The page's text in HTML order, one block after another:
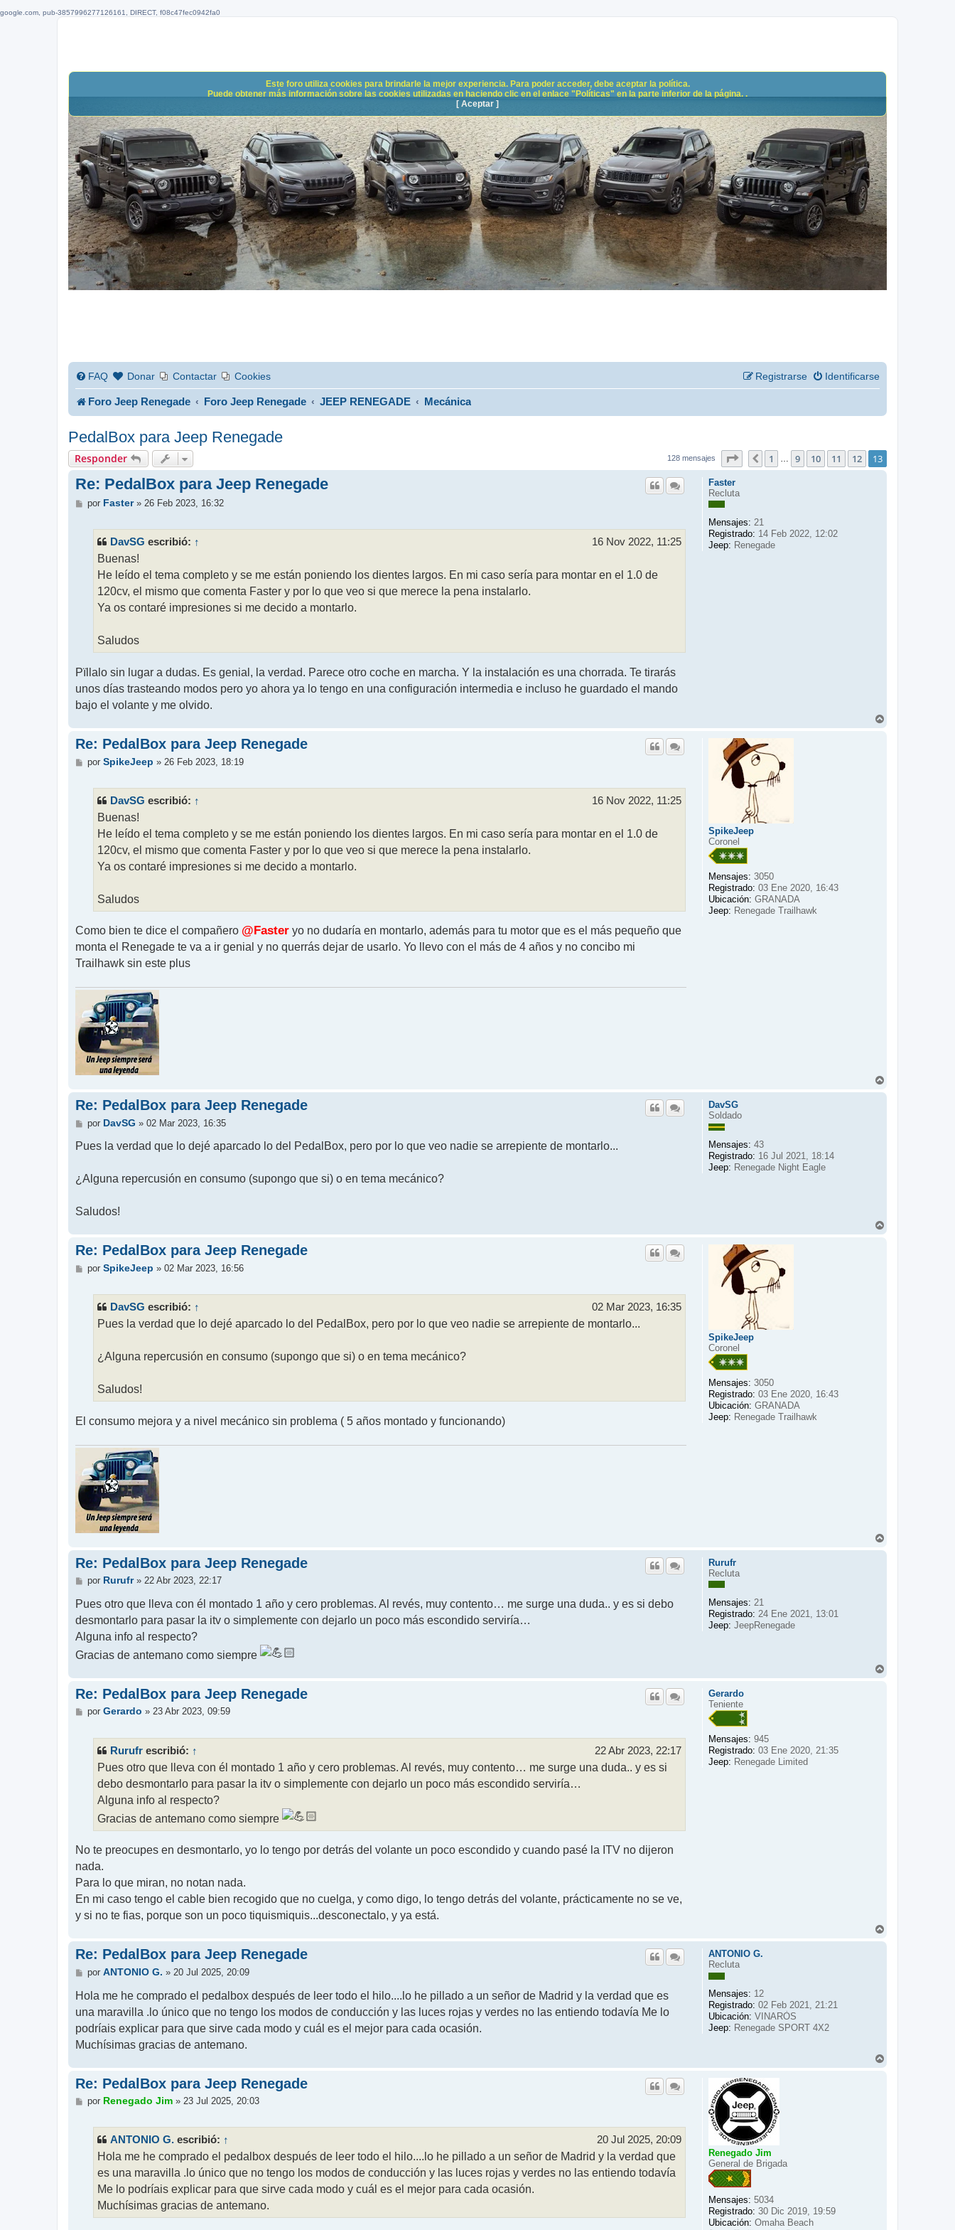
google.com, pub-3857996277126161, DIRECT, f08c47fec0942fa0
FAQ Donar Contactar Cookies Identificarse
Registrarse
Foro Jeep Renegade Foro Jeep Renegade JEEP RENEGADE Mecánica
PedalBox para Jeep Renegade
Responder 128 mensajes Página 13de 13
Anterior
1 9 10 11 12 13
Faster
Recluta
Mensajes: 21
Registrado: 14 Feb 2022, 12:02
Jeep: Renegade
Re: PedalBox para Jeep Renegade
M
por Faster» 26 Feb 2023, 16:32
DavSG escribió: ↑ 16 Nov 2022, 11:25
Buenas!
He leído el tema completo y se me están poniendo los dientes largos. En mi caso sería para montar en el 1.0 de
120cv, el mismo que comenta Faster y por lo que veo si que merece la pena instalarlo.
Ya os contaré impresiones si me decido a montarlo.
Saludos
Pïllalo sin lugar a dudas. Es genial, la verdad. Parece otro coche en marcha. Y la instalación es una chorrada. Te tirarás
unos días trasteando modos pero yo ahora ya lo tengo en una configuración intermedia e incluso he guardado el mando
bajo el volante y me olvido.
SpikeJeep
Coronel
Mensajes: 3050
Registrado: 03 Ene 2020, 16:43
Ubicación: GRANADA
Jeep: Renegade Trailhawk
Re: PedalBox para Jeep Renegade
M
por SpikeJeep » 26 Feb 2023, 18:19
DavSG escribió: ↑ 16 Nov 2022, 11:25
Buenas!
He leído el tema completo y se me están poniendo los dientes largos. En mi caso sería para montar en el 1.0 de
120cv, el mismo que comenta Faster y por lo que veo si que merece la pena instalarlo.
Ya os contaré impresiones si me decido a montarlo.
Saludos
Como bien te dice el compañero @Faster yo no dudaría en montarlo, además para tu motor que es el más pequeño que
monta el Renegade te va a ir genial y no querrás dejar de usarlo. Yo llevo con el más de 4 años y no concibo mi
Trailhawk sin este plus
DavSG
Soldado
Mensajes: 43
Registrado: 16 Jul 2021, 18:14
Jeep: Renegade Night Eagle
Re: PedalBox para Jeep Renegade
M
n
j
por DavSG » 02 Mar 2023, 16:35
Pues la verdad que lo dejé aparcado lo del PedalBox, pero por lo que veo nadie se arrepiente de montarlo...
¿Alguna repercusión en consumo (supongo que si) o en tema mecánico?
Saludos!
SpikeJeep
Coronel
Mensajes: 3050
Registrado: 03 Ene 2020, 16:43
Ubicación: GRANADA
Jeep: Renegade Trailhawk
Re: PedalBox para Jeep Renegade
M
por SpikeJeep » 02 Mar 2023, 16:56
DavSG escribió: ↑ 02 Mar 2023, 16:35
Pues la verdad que lo dejé aparcado lo del PedalBox, pero por lo que veo nadie se arrepiente de montarlo...
¿Alguna repercusión en consumo (supongo que si) o en tema mecánico?
Saludos!
El consumo mejora y a nivel mecánico sin problema ( 5 años montado y funcionando)
Rurufr
Recluta
Mensajes: 21
Registrado: 24 Ene 2021, 13:01
Jeep: JeepRenegade
Re: PedalBox para Jeep Renegade
M
n
a
j
e
por Rurufr» 22 Abr 2023, 22:17
Pues otro que lleva con él montado 1 año y cero problemas. Al revés, muy contento… me surge una duda.. y es si debo
desmontarlo para pasar la itv o simplemente con dejarlo un poco más escondido serviría…
Alguna info al respecto?
Gracias de antemano como siempre
Gerardo
Teniente
Mensajes: 945
Registrado: 03 Ene 2020, 21:35
Jeep: Renegade Limited
Re: PedalBox para Jeep Renegade
M
por Gerardo » 23 Abr 2023, 09:59
Rurufr escribió: ↑ 22 Abr 2023, 22:17
Pues otro que lleva con él montado 1 año y cero problemas. Al revés, muy contento… me surge una duda.. y es si
debo desmontarlo para pasar la itv o simplemente con dejarlo un poco más escondido serviría…
Alguna info al respecto?
Gracias de antemano como siempre
No te preocupes en desmontarlo, yo lo tengo por detrás del volante un poco escondido y cuando pasé la ITV no dijeron
nada.
Para lo que miran, no notan nada.
En mi caso tengo el cable bien recogido que no cuelga, y como digo, lo tengo detrás del volante, prácticamente no se ve,
y si no te fias, porque son un poco tiquismiquis...desconectalo, y ya está.
ANTONIO G.
Recluta
Mensajes: 12
Registrado: 02 Feb 2021, 21:21
Ubicación: VINARÒS
Jeep: Renegade SPORT 4X2
Re: PedalBox para Jeep Renegade
M
n
a
j
e
por ANTONIO G. » 20 Jul 2025, 20:09
Hola me he comprado el pedalbox después de leer todo el hilo....lo he pillado a un señor de Madrid y la verdad que es
una maravilla .lo único que no tengo los modos de conducción y las luces rojas y verdes no las entiendo todavía Me lo
podríais explicar para que sirve cada modo y cuál es el mejor para cada ocasión.
Muchísimas gracias de antemano.
Renegado Jim
General de Brigada
Mensajes: 5034
Registrado: 30 Dic 2019, 19:59
Ubicación: Omaha Beach
Re: PedalBox para Jeep Renegade
M
por Renegado Jim» 23 Jul 2025, 20:03
ANTONIO G. escribió: ↑ 20 Jul 2025, 20:09
Hola me he comprado el pedalbox después de leer todo el hilo....lo he pillado a un señor de Madrid y la verdad que
es una maravilla .lo único que no tengo los modos de conducción y las luces rojas y verdes no las entiendo todavía
Me lo podríais explicar para que sirve cada modo y cuál es el mejor para cada ocasión.
Muchísimas gracias de antemano.
Este foro utiliza cookies para brindarle la mejor experiencia. Para poder acceder, debe aceptar la política.
Puede obtener más información sobre las cookies utilizadas en haciendo clic en el enlace "Políticas" en la parte inferior de la página. .
[ Aceptar ]